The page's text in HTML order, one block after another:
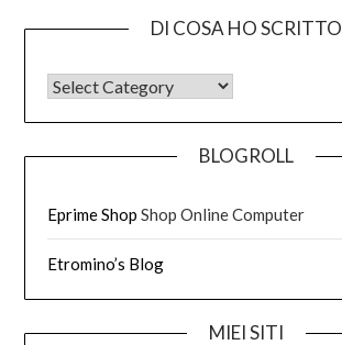
DI COSA HO SCRITTO
DI COSA HO SCRITTO
BLOGROLL
Eprime Shop Shop Online Computer
Etromino’s Blog
MIEI SITI